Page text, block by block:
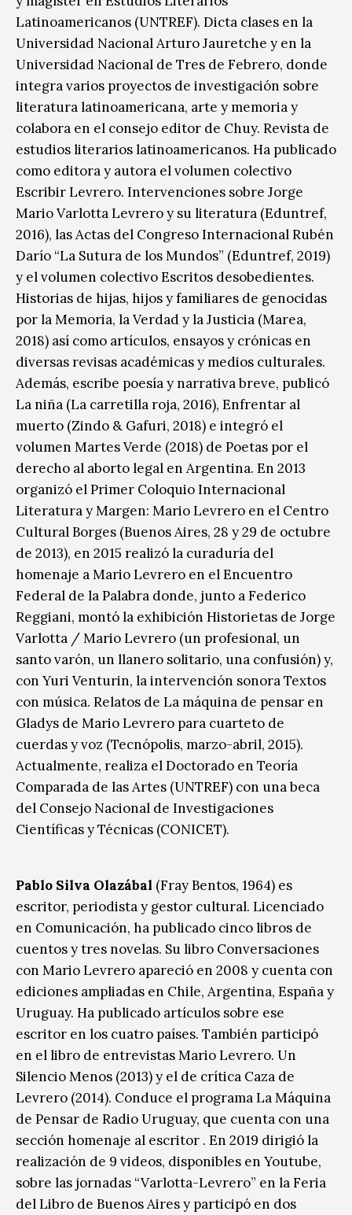
Latinoamericanos (UNTREF). Dicta clases en la
Universidad Nacional Arturo Jauretche y en la
Universidad Nacional de Tres de Febrero, donde
integra varios proyectos de investigación sobre
literatura latinoamericana, arte y memoria y
colabora en el consejo editor de Chuy. Revista de
estudios literarios latinoamericanos. Ha publicado
como editora y autora el volumen colectivo
Escribir Levrero. Intervenciones sobre Jorge
Mario Varlotta Levrero y su literatura (Eduntref,
2016), las Actas del Congreso Internacional Rubén
Darío “La Sutura de los Mundos” (Eduntref, 2019)
y el volumen colectivo Escritos desobedientes.
Historias de hijas, hijos y familiares de genocidas
por la Memoria, la Verdad y la Justicia (Marea,
2018) así como artículos, ensayos y crónicas en
diversas revisas académicas y medios culturales.
Además, escribe poesía y narrativa breve, publicó
La niña (La carretilla roja, 2016), Enfrentar al
muerto (Zindo & Gafuri, 2018) e integró el
volumen Martes Verde (2018) de Poetas por el
derecho al aborto legal en Argentina. En 2013
organizó el Primer Coloquio Internacional
Literatura y Margen: Mario Levrero en el Centro
Cultural Borges (Buenos Aires, 28 y 29 de octubre
de 2013), en 2015 realizó la curaduría del
homenaje a Mario Levrero en el Encuentro
Federal de la Palabra donde, junto a Federico
Reggiani, montó la exhibición Historietas de Jorge
Varlotta / Mario Levrero (un profesional, un
santo varón, un llanero solitario, una confusión) y,
con Yuri Venturin, la intervención sonora Textos
con música. Relatos de La máquina de pensar en
Gladys de Mario Levrero para cuarteto de
cuerdas y voz (Tecnópolis, marzo-abril, 2015).
Actualmente, realiza el Doctorado en Teoría
Comparada de las Artes (UNTREF) con una beca
del Consejo Nacional de Investigaciones
Científicas y Técnicas (CONICET).
Pablo Silva Olazábal (Fray Bentos, 1964) es
escritor, periodista y gestor cultural. Licenciado
en Comunicación, ha publicado cinco libros de
cuentos y tres novelas. Su libro Conversaciones
con Mario Levrero apareció en 2008 y cuenta con
ediciones ampliadas en Chile, Argentina, España y
Uruguay. Ha publicado artículos sobre ese
escritor en los cuatro países. También participó
en el libro de entrevistas Mario Levrero. Un
Silencio Menos (2013) y el de crítica Caza de
Levrero (2014). Conduce el programa La Máquina
de Pensar de Radio Uruguay, que cuenta con una
sección homenaje al escritor . En 2019 dirigió la
realización de 9 videos, disponibles en Youtube,
sobre las jornadas “Varlotta-Levrero” en la Feria
del Libro de Buenos Aires y participó en dos